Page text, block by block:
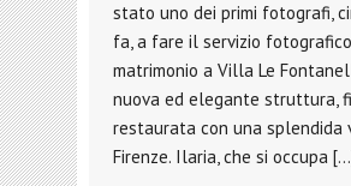
stato uno dei primi fotografi,
fa, a fare il servizio
matrimonio a Villa Le
nuova ed elegante struttura,
restaurata con una splendida
Firenze. Ilaria, che si occupa